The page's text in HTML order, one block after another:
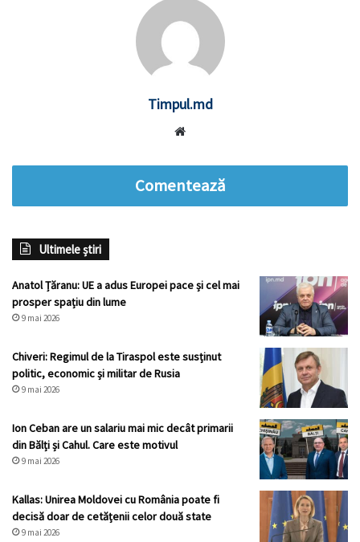
Timpul.md
Comentează
Ultimele știri
Anatol Țăranu: UE a adus Europei pace și cel mai
prosper spațiu din lume
9 mai 2026
Chiveri: Regimul de la Tiraspol este susținut
politic, economic și militar de Rusia
9 mai 2026
Ion Ceban are un salariu mai mic decât primarii
din Bălți și Cahul. Care este motivul
9 mai 2026
Kallas: Unirea Moldovei cu România poate fi
decisă doar de cetățenii celor două state
9 mai 2026